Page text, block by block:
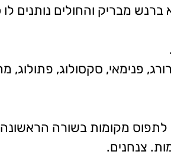
מבריק והחולים נותנים
פנימאי, סקסולוג, פתולוג,
לתפוס מקומות בשורה
צנחנים.